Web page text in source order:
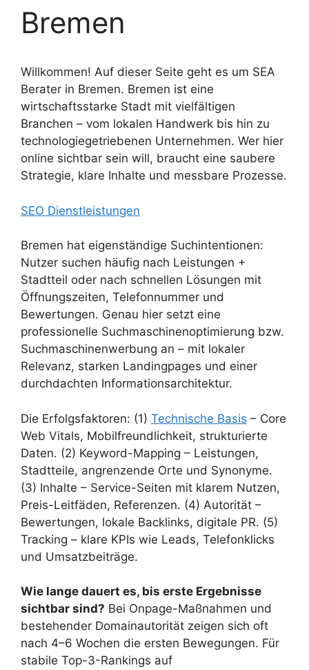
Bremen
Willkommen! Auf dieser Seite geht es um SEA
Berater in Bremen. Bremen ist eine
wirtschaftsstarke Stadt mit vielfältigen
Branchen – vom lokalen Handwerk bis hin zu
technologiegetriebenen Unternehmen. Wer hier
online sichtbar sein will, braucht eine saubere
Strategie, klare Inhalte und messbare Prozesse.
SEO Dienstleistungen
Bremen hat eigenständige Suchintentionen:
Nutzer suchen häufig nach Leistungen +
Stadtteil oder nach schnellen Lösungen mit
Öffnungszeiten, Telefonnummer und
Bewertungen. Genau hier setzt eine
professionelle Suchmaschinenoptimierung bzw.
Suchmaschinenwerbung an – mit lokaler
Relevanz, starken Landingpages und einer
durchdachten Informationsarchitektur.
Die Erfolgsfaktoren: (1) Technische Basis – Core
Web Vitals, Mobilfreundlichkeit, strukturierte
Daten. (2) Keyword-Mapping – Leistungen,
Stadtteile, angrenzende Orte und Synonyme.
(3) Inhalte – Service-Seiten mit klarem Nutzen,
Preis-Leitfäden, Referenzen. (4) Autorität –
Bewertungen, lokale Backlinks, digitale PR. (5)
Tracking – klare KPIs wie Leads, Telefonklicks
und Umsatzbeiträge.
Wie lange dauert es, bis erste Ergebnisse
sichtbar sind? Bei Onpage-Maßnahmen und
bestehender Domainautorität zeigen sich oft
nach 4–6 Wochen die ersten Bewegungen. Für
stabile Top-3-Rankings auf